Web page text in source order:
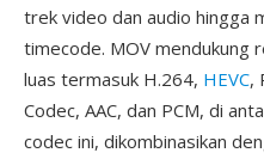
trek video dan audio hingga
timecode. MOV mendukung
luas termasuk H.264, HEVC,
Codec, AAC, dan PCM, di
codec ini, dikombinasikan